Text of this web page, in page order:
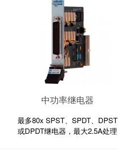
中功率继电器
最多80x SPST、SPDT、DPST
或DPDT继电器，最大2.5A处理